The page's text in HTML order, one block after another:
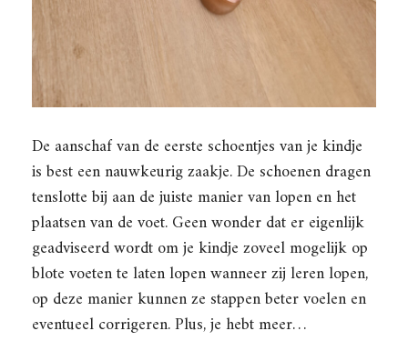
De aanschaf van de eerste schoentjes van je kindje
is best een nauwkeurig zaakje. De schoenen dragen
tenslotte bij aan de juiste manier van lopen en het
plaatsen van de voet. Geen wonder dat er eigenlijk
geadviseerd wordt om je kindje zoveel mogelijk op
blote voeten te laten lopen wanneer zij leren lopen,
op deze manier kunnen ze stappen beter voelen en
eventueel corrigeren. Plus, je hebt meer…